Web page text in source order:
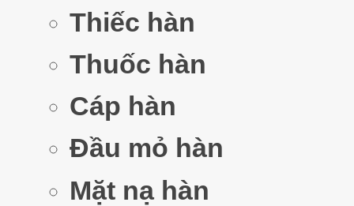
Thiếc hàn
Thuốc hàn
Cáp hàn
Đầu mỏ hàn
Mặt nạ hàn